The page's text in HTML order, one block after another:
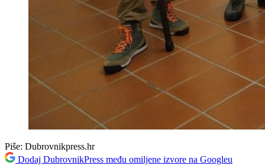
Piše: Dubrovnikpress.hr
Dodaj DubrovnikPress među omiljene izvore na Googleu